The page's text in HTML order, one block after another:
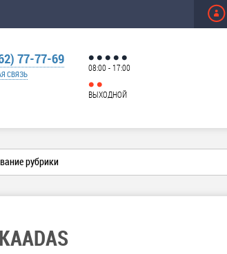
77-77-69
СВЯЗЬ
08:00 - 17:00
ВЫХОДНОЙ